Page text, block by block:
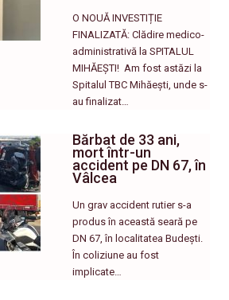
O NOUĂ INVESTIȚIE
FINALIZATĂ: Clădire medico-
administrativă la SPITALUL
MIHĂEȘTI! ​ Am fost astăzi la
Spitalul TBC Mihăești, unde s-
au finalizat…
Bărbat de 33 ani,
mort într-un
accident pe DN 67, în
Vâlcea
Un grav accident rutier s-a
produs în această seară pe
DN 67, în localitatea Budești.
În coliziune au fost
implicate…